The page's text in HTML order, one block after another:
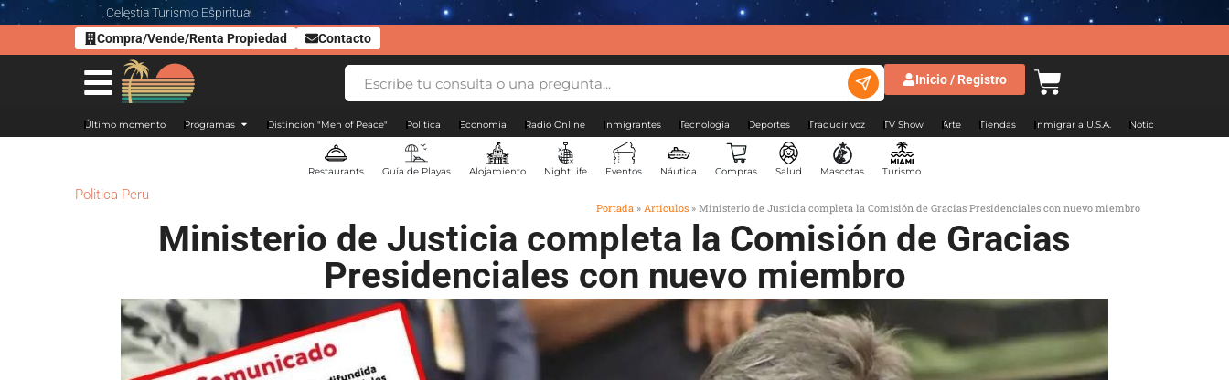
Celestia Turismo Espiritual
Compra/Vende/Renta Propiedad
Contacto
Inicio / Registro
Último momento Programas Distincion "Men of Peace" Politica Economia Radio Online Inmigrantes Tecnología Deportes Traducir voz TV Show Arte Tiendas Inmigrar a U.S.A. Noticias Argentina
Restaurants Guía de Playas Alojamiento NightLife Eventos Náutica Compras Salud Mascotas Turismo
Politica Peru
Portada » Artículos » Ministerio de Justicia completa la Comisión de Gracias Presidenciales con nuevo miembro
Ministerio de Justicia completa la Comisión de Gracias
Presidenciales con nuevo miembro